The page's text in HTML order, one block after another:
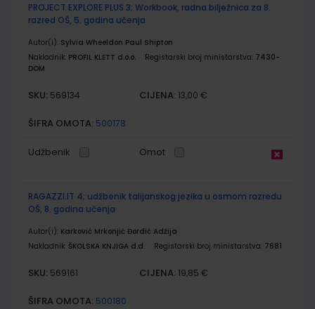
PROJECT EXPLORE PLUS 3; Workbook, radna bilježnica za 8.
razred OŠ, 5. godina učenja
Autor(i): Sylvia Wheeldon Paul Shipton
Nakladnik: PROFIL KLETT d.o.o. Registarski broj ministarstva: 7430-
DOM
SKU: 569134 CIJENA: 13,00 €
ŠIFRA OMOTA: 500178
Udžbenik Omot
RAGAZZI.IT 4; udžbenik talijanskog jezika u osmom razredu
OŠ, 8. godina učenja
Autor(i): Karković Mrkonjić Đordić Adžija
Nakladnik: ŠKOLSKA KNJIGA d.d. Registarski broj ministarstva: 7681
SKU: 569161 CIJENA: 19,85 €
ŠIFRA OMOTA: 500180